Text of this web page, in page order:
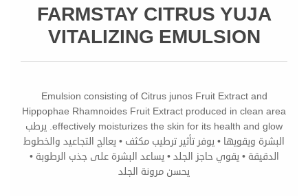
FARMSTAY CITRUS YUJA
VITALIZING EMULSION
Emulsion consisting of Citrus junos Fruit Extract and
Hippophae Rhamnoides Fruit Extract produced in clean area
effectively moisturizes the skin for its health and glow. يرطب
البشرة ويقويها • يوفر تأثير ترطيب مكثف • يعالج التجاعيد والخطوط
الدقيقة • يقوي حاجز الجلد • يساعد البشرة على جذب الرطوبة •
يحسن مرونة الجلد